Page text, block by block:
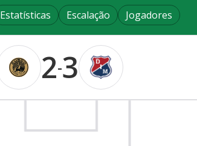
Estatísticas Escalação Jogadores
2-3